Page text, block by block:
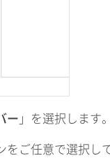
ー 」を選択します。
ご任意で選択し